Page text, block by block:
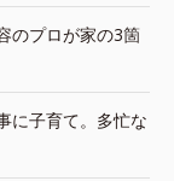
のプロが家の3箇
に子育て。多忙な